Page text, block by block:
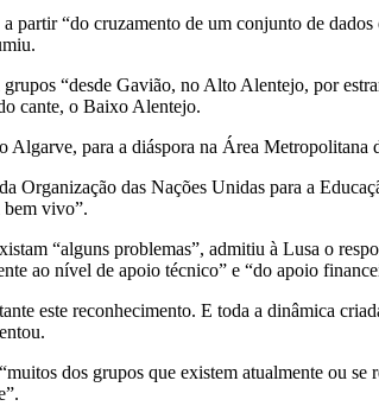
partir “do cruzamento de um conjunto de
“desde Gavião, no Alto Alentejo, por
cante, o Baixo Alentejo.
Algarve, para a diáspora na Área
Organização das Nações Unidas para a
bem vivo”.
“alguns problemas”, admitiu à Lusa o
ao nível de apoio técnico” e “do apoio
este reconhecimento. E toda a dinâmica
dos grupos que existem atualmente ou